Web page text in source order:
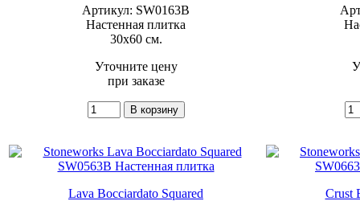
Артикул: SW0163B
Настенная плитка
30x60 см.
Уточните цену
при заказе
Lava Bocciardato Squared
Crust